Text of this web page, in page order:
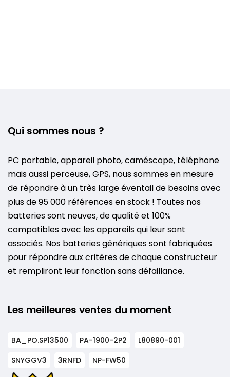
Qui sommes nous ?
PC portable, appareil photo, caméscope, téléphone
mais aussi perceuse, GPS, nous sommes en mesure
de répondre à un très large éventail de besoins avec
plus de 95 000 références en stock ! Toutes nos
batteries sont neuves, de qualité et 100%
compatibles avec les appareils qui leur sont
associés. Nos batteries génériques sont fabriquées
pour répondre aux critères de chaque constructeur
et rempliront leur fonction sans défaillance.
Les meilleures ventes du moment
BA_PO.SP13500 PA-1900-2P2
L80890-001
SNYGGV3
3RNFD NP-FW50